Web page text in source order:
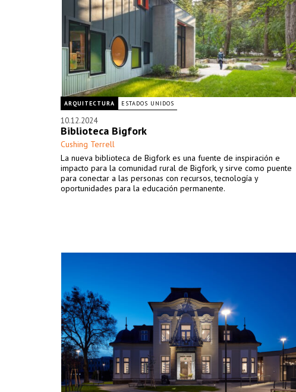
ARQUITECTURA ESTADOS UNIDOS
10.12.2024
Biblioteca Bigfork
Cushing Terrell
La nueva biblioteca de Bigfork es una fuente de inspiración e
impacto para la comunidad rural de Bigfork, y sirve como puente
para conectar a las personas con recursos, tecnología y
oportunidades para la educación permanente.